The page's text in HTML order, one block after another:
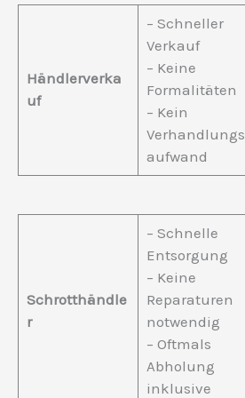
Händlerverka
uf
– Schneller
Verkauf
– Keine
Formalitäten
– Kein
Verhandlungs
aufwand
Schrotthändle
r
– Schnelle
Entsorgung
– Keine
Reparaturen
notwendig
– Oftmals
Abholung
inklusive